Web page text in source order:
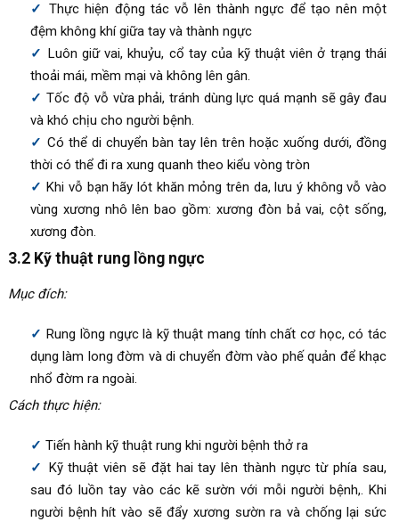
Thực hiện động tác vỗ lên thành ngực để tạo nên một
đệm không khí giữa tay và thành ngực
Luôn giữ vai, khuỷu, cổ tay của kỹ thuật viên ở trạng thái
thoải mái, mềm mại và không lên gân.
Tốc độ vỗ vừa phải, tránh dùng lực quá mạnh sẽ gây đau
và khó chịu cho người bệnh.
Có thể di chuyển bàn tay lên trên hoặc xuống dưới, đồng
thời có thể đi ra xung quanh theo kiểu vòng tròn
Khi vỗ bạn hãy lót khăn mỏng trên da, lưu ý không vỗ vào
vùng xương nhô lên bao gồm: xương đòn bả vai, cột sống,
xương đòn.
3.2 Kỹ thuật rung lồng ngực
Mục đích:
Rung lồng ngực là kỹ thuật mang tính chất cơ học, có tác
dụng làm long đờm và di chuyển đờm vào phế quản để khạc
nhổ đờm ra ngoài.
Cách thực hiện:
Tiến hành kỹ thuật rung khi người bệnh thở ra
Kỹ thuật viên sẽ đặt hai tay lên thành ngực từ phía sau,
sau đó luồn tay vào các kẽ sườn với mỗi người bệnh,. Khi
người bệnh hít vào sẽ đẩy xương sườn ra và chống lại sức